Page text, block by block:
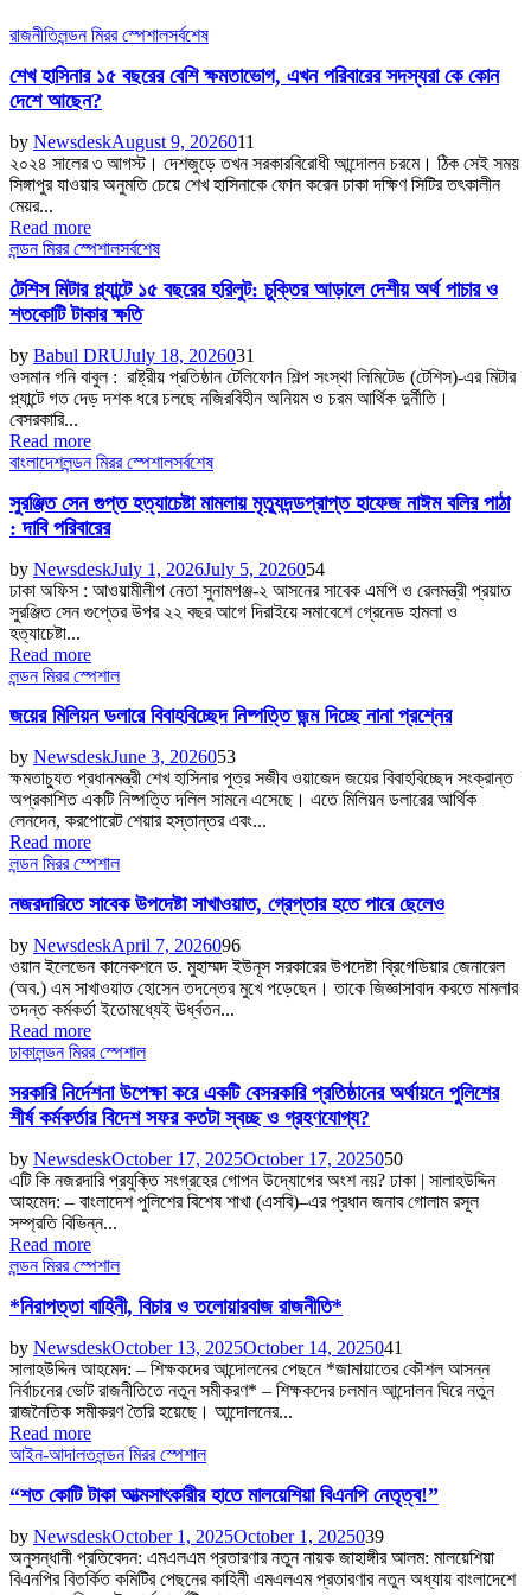
রাজনীতিলন্ডন মিরর স্পেশালসর্বশেষ
শেখ হাসিনার ১৫ বছরের বেশি ক্ষমতাভোগ, এখন পরিবারের সদস্যরা কে কোন
দেশে আছেন?
by NewsdeskAugust 9, 2026011
২০২৪ সালের ৩ আগস্ট। দেশজুড়ে তখন সরকারবিরোধী আন্দোলন চরমে। ঠিক সেই সময়
সিঙ্গাপুর যাওয়ার অনুমতি চেয়ে শেখ হাসিনাকে ফোন করেন ঢাকা দক্ষিণ সিটির তৎকালীন
মেয়র...
Read more
লন্ডন মিরর স্পেশালসর্বশেষ
টেশিস মিটার প্ল্যান্টে ১৫ বছরের হরিলুট: চুক্তির আড়ালে দেশীয় অর্থ পাচার ও
শতকোটি টাকার ক্ষতি
by Babul DRUJuly 18, 2026031
ওসমান গনি বাবুল : রাষ্ট্রীয় প্রতিষ্ঠান টেলিফোন শিল্প সংস্থা লিমিটেড (টেশিস)-এর মিটার
প্ল্যান্টে গত দেড় দশক ধরে চলছে নজিরবিহীন অনিয়ম ও চরম আর্থিক দুর্নীতি।
বেসরকারি...
Read more
বাংলাদেশলন্ডন মিরর স্পেশালসর্বশেষ
সুরঞ্জিত সেন গুপ্ত হত্যাচেষ্টা মামলায় মৃত্যুদন্ডপ্রাপ্ত হাফেজ নাঈম বলির পাঠা
: দাবি পরিবারের
by NewsdeskJuly 1, 2026July 5, 2026054
ঢাকা অফিস : আওয়ামীলীগ নেতা সুনামগঞ্জ-২ আসনের সাবেক এমপি ও রেলমন্ত্রী প্রয়াত
সুরঞ্জিত সেন গুপ্তের উপর ২২ বছর আগে দিরাইয়ে সমাবেশে গ্রেনেড হামলা ও
হত্যাচেষ্টা...
Read more
লন্ডন মিরর স্পেশাল
জয়ের মিলিয়ন ডলারে বিবাহবিচ্ছেদ নিষ্পত্তি জন্ম দিচ্ছে নানা প্রশ্নের
by NewsdeskJune 3, 2026053
ক্ষমতাচ্যুত প্রধানমন্ত্রী শেখ হাসিনার পুত্র সজীব ওয়াজেদ জয়ের বিবাহবিচ্ছেদ সংক্রান্ত
অপ্রকাশিত একটি নিষ্পত্তি দলিল সামনে এসেছে। এতে মিলিয়ন ডলারের আর্থিক
লেনদেন, করপোরেট শেয়ার হস্তান্তর এবং...
Read more
লন্ডন মিরর স্পেশাল
নজরদারিতে সাবেক উপদেষ্টা সাখাওয়াত, গ্রেপ্তার হতে পারে ছেলেও
by NewsdeskApril 7, 2026096
ওয়ান ইলেভেন কানেকশনে ড. মুহাম্মদ ইউনূস সরকারের উপদেষ্টা ব্রিগেডিয়ার জেনারেল
(অব.) এম সাখাওয়াত হোসেন তদন্তের মুখে পড়েছেন। তাকে জিজ্ঞাসাবাদ করতে মামলার
তদন্ত কর্মকর্তা ইতোমধ্যেই ঊর্ধ্বতন...
Read more
ঢাকালন্ডন মিরর স্পেশাল
সরকারি নির্দেশনা উপেক্ষা করে একটি বেসরকারি প্রতিষ্ঠানের অর্থায়নে পুলিশের
শীর্ষ কর্মকর্তার বিদেশ সফর কতটা স্বচ্ছ ও গ্রহণযোগ্য?
by NewsdeskOctober 17, 2025October 17, 2025050
এটি কি নজরদারি প্রযুক্তি সংগ্রহের গোপন উদ্যোগের অংশ নয়? ঢাকা | সালাহউদ্দিন
আহমেদ: – বাংলাদেশ পুলিশের বিশেষ শাখা (এসবি)–এর প্রধান জনাব গোলাম রসূল
সম্প্রতি বিভিন্ন...
Read more
লন্ডন মিরর স্পেশাল
*নিরাপত্তা বাহিনী, বিচার ও তলোয়ারবাজ রাজনীতি*
by NewsdeskOctober 13, 2025October 14, 2025041
সালাহউদ্দিন আহমেদ: – শিক্ষকদের আন্দোলনের পেছনে *জামায়াতের কৌশল আসন্ন
নির্বাচনের ভোট রাজনীতিতে নতুন সমীকরণ* – শিক্ষকদের চলমান আন্দোলন ঘিরে নতুন
রাজনৈতিক সমীকরণ তৈরি হয়েছে। আন্দোলনের...
Read more
আইন-আদালতলন্ডন মিরর স্পেশাল
“শত কোটি টাকা আত্মসাৎকারীর হাতে মালয়েশিয়া বিএনপি নেতৃত্ব!”
by NewsdeskOctober 1, 2025October 1, 2025039
অনুসন্ধানী প্রতিবেদন: এমএলএম প্রতারণার নতুন নায়ক জাহাঙ্গীর আলম: মালয়েশিয়া
বিএনপির বিতর্কিত কমিটির পেছনের কাহিনী এমএলএম প্রতারণার নতুন অধ্যায় বাংলাদেশে